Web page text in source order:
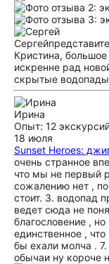
Сергей
Кристина,
искренне рад
скрытые
Ирина
Опыт: 12
18 июля
Sunset Heroes:
очень странное
что мы не первый
сожалению нет ,
стоит. 3. водопад
ведет сюда не
благословение ,
единственное ,
бы ехали молча .
обычаи ну короче